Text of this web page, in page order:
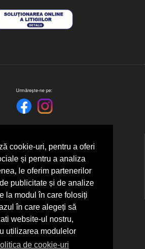
cookie-uri, pentru a oferi
și pentru a analiza
le oferim partenerilor
publicitate și de analize
la modul în care folosiți
în care alegeți să
website-ul nostru,
utilizarea modulelor
de cookie-uri
Urmărește-ne pe:
SC Pixel Contrast SRL
Sibiu, Aleea Picasso nr.2
Tel.: 0743 211 958
Email.: contact@pixelcontrast.ro